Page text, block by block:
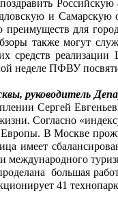
и Самарскую
для
также могут
средств
ПФВУ
руководитель
Сергей
Согласно
В Москве
имеет
международного
большая
41